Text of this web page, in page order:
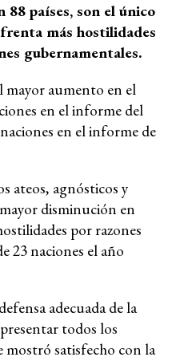
88 países, son el único
más hostilidades
gubernamentales.
aumento en el
en el informe del
en el informe de
ateos, agnósticos y
disminución en
por razones
23 naciones el año
adecuada de la
todos los
mostró satisfecho con la